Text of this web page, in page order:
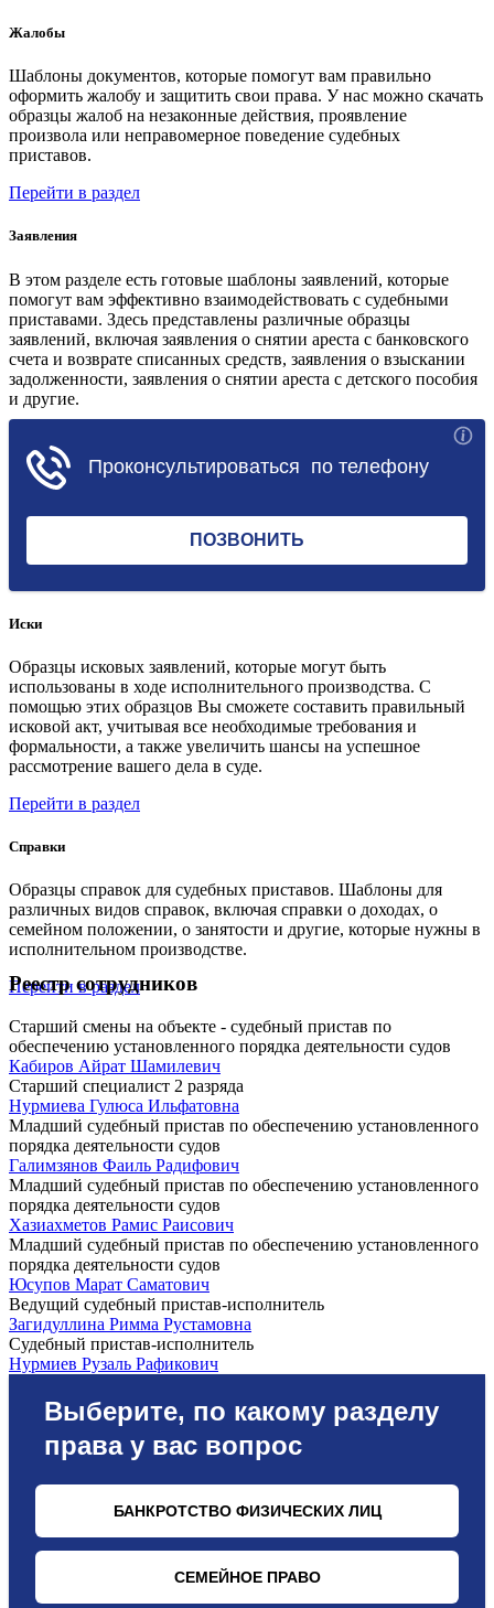
Жалобы
Шаблоны документов, которые помогут вам правильно
оформить жалобу и защитить свои права. У нас можно скачать
образцы жалоб на незаконные действия, проявление
произвола или неправомерное поведение судебных
приставов.
Перейти в раздел
Заявления
В этом разделе есть готовые шаблоны заявлений, которые
помогут вам эффективно взаимодействовать с судебными
приставами. Здесь представлены различные образцы
заявлений, включая заявления о снятии ареста с банковского
счета и возврате списанных средств, заявления о взыскании
задолженности, заявления о снятии ареста с детского пособия
и другие.
Иски
Образцы исковых заявлений, которые могут быть
использованы в ходе исполнительного производства. С
помощью этих образцов Вы сможете составить правильный
исковой акт, учитывая все необходимые требования и
формальности, а также увеличить шансы на успешное
рассмотрение вашего дела в суде.
Перейти в раздел
Справки
Образцы справок для судебных приставов. Шаблоны для
различных видов справок, включая справки о доходах, о
семейном положении, о занятости и другие, которые нужны в
исполнительном производстве.
Перейти в раздел
Реестр сотрудников
Старший смены на объекте - судебный пристав по
обеспечению установленного порядка деятельности судов
Кабиров Айрат Шамилевич
Старший специалист 2 разряда
Нурмиева Гулюса Ильфатовна
Младший судебный пристав по обеспечению установленного
порядка деятельности судов
Галимзянов Фаиль Радифович
Младший судебный пристав по обеспечению установленного
порядка деятельности судов
Хазиахметов Рамис Раисович
Младший судебный пристав по обеспечению установленного
порядка деятельности судов
Юсупов Марат Саматович
Ведущий судебный пристав-исполнитель
Загидуллина Римма Рустамовна
Судебный пристав-исполнитель
Нурмиев Рузаль Рафикович